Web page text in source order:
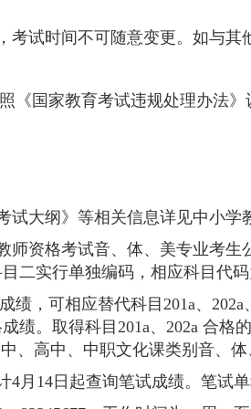
试时间不可随意变更。如与其
《国家教育考试违规处理办法
大纲》等相关信息详见中小学
师资格考试音、体、美专业考生
二实行单独编码，相应科目代
绩，可相应替代科目 201a、 202a、
绩。取得科目 201a、 202a 合格
、高中、中职文化课类别音、体
4月 14日起查询笔试成绩。笔试